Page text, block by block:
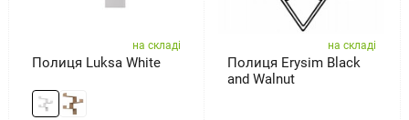
на складі
Полиця Luksa White
на складі
Полиця Erysim Black
and Walnut